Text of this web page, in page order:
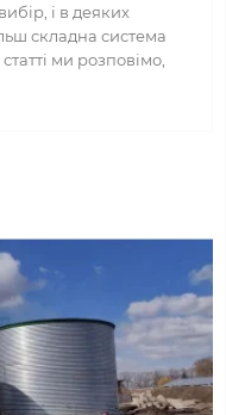
і в деяких
складна система
ми розповімо,